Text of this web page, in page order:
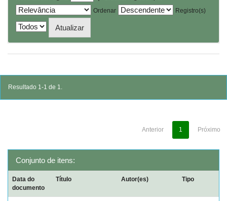
Ordenar
Registro(s)
Resultado 1-1 de 1.
Anterior 1 Próximo
Conjunto de itens:
Data do
documento
Título Autor(es) Tipo